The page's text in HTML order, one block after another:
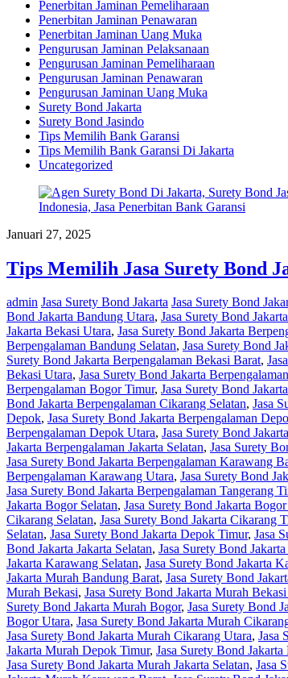
Penerbitan Jaminan Pemeliharaan
Penerbitan Jaminan Penawaran
Penerbitan Jaminan Uang Muka
Pengurusan Jaminan Pelaksanaan
Pengurusan Jaminan Pemeliharaan
Pengurusan Jaminan Penawaran
Pengurusan Jaminan Uang Muka
Surety Bond Jakarta
Surety Bond Jasindo
Tips Memilih Bank Garansi
Tips Memilih Bank Garansi Di Jakarta
Uncategorized
Januari 27, 2025
Tips Memilih Jasa Surety Bond
admin Jasa Surety Bond Jakarta Jasa Surety Bond
Bond Jakarta Bandung Utara, Jasa Surety Bond
Jakarta Bekasi Utara, Jasa Surety Bond Jakarta
Berpengalaman Bandung Selatan, Jasa Surety Bond
Surety Bond Jakarta Berpengalaman Bekasi Barat,
Bekasi Utara, Jasa Surety Bond Jakarta
Berpengalaman Bogor Timur, Jasa Surety Bond
Bond Jakarta Berpengalaman Cikarang Selatan, Jasa
Depok, Jasa Surety Bond Jakarta Berpengalaman
Berpengalaman Depok Utara, Jasa Surety Bond
Jakarta Berpengalaman Jakarta Selatan, Jasa Surety
Jasa Surety Bond Jakarta Berpengalaman Karawang
Berpengalaman Karawang Utara, Jasa Surety Bond
Jasa Surety Bond Jakarta Berpengalaman Tangerang
Jakarta Bogor Selatan, Jasa Surety Bond Jakarta
Cikarang Selatan, Jasa Surety Bond Jakarta Cikarang
Selatan, Jasa Surety Bond Jakarta Depok Timur, Jasa
Bond Jakarta Jakarta Selatan, Jasa Surety Bond
Jakarta Karawang Selatan, Jasa Surety Bond Jakarta
Jakarta Murah Bandung Barat, Jasa Surety Bond
Murah Bekasi, Jasa Surety Bond Jakarta Murah
Surety Bond Jakarta Murah Bogor, Jasa Surety Bond
Bogor Utara, Jasa Surety Bond Jakarta Murah
Jasa Surety Bond Jakarta Murah Cikarang Utara, Jasa
Jakarta Murah Depok Timur, Jasa Surety Bond
Jasa Surety Bond Jakarta Murah Jakarta Selatan, Jasa